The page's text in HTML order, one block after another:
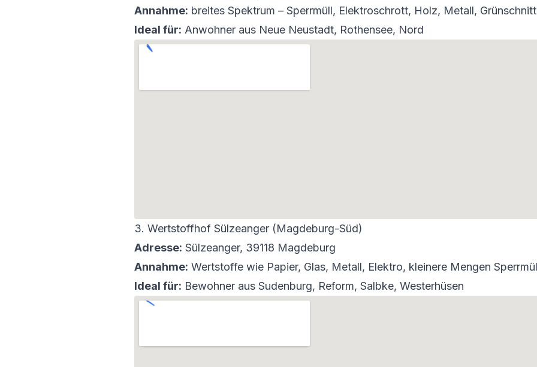
Annahme: breites Spektrum – Sperrmüll, Elektroschrott, Holz, Metall,
Ideal für: Anwohner aus Neue Neustadt, Rothensee, Nord
3. Wertstoffhof Sülzeanger (Magdeburg-Süd)
Adresse: Sülzeanger, 39118 Magdeburg
Annahme: Wertstoffe wie Papier, Glas, Metall, Elektro, kleinere Mengen
Ideal für: Bewohner aus Sudenburg, Reform, Salbke, Westerhüsen